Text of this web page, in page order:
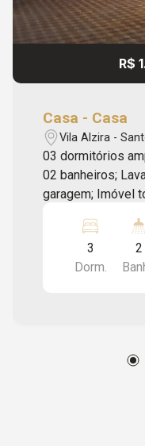
R$
Casa - Casa
Vila Alzira -
03 dormitórios
02 banheiros;
garagem; Imóvel totalmente térreo, sem
conforto no dia a
amplos e bem
Fibra já inclusa e
com atendimento
3
Dorm.
2